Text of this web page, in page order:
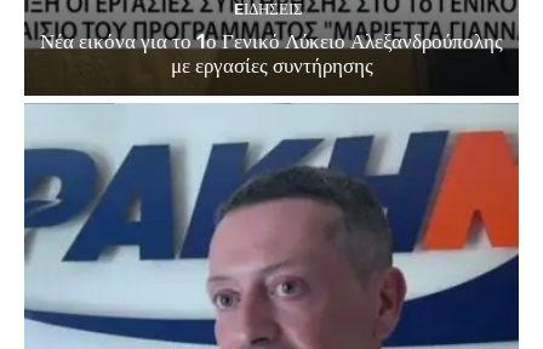
EΙΔΗΣΕΙΣ
Νέα εικόνα για το 1ο Γενικό Λύκειο Αλεξανδρούπολης
με εργασίες συντήρησης